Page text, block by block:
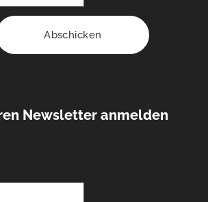
Abschicken
Newsletter anmelden